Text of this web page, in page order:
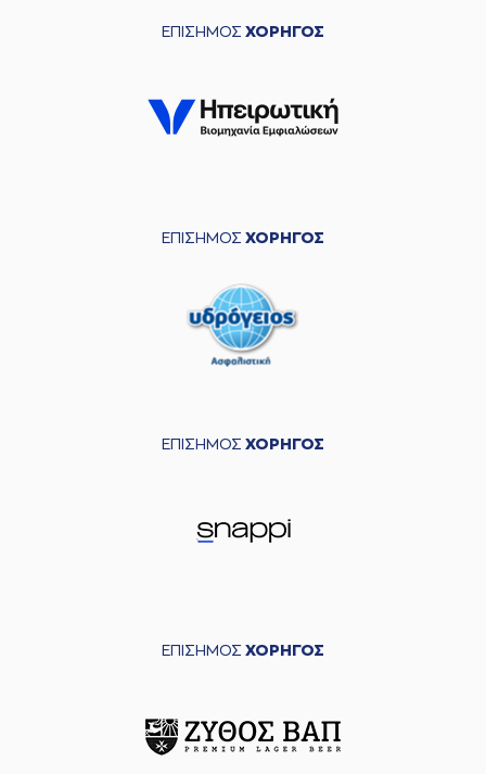
ΕΠΙΣΗΜΟΣ ΧΟΡΗΓΟΣ
ΕΠΙΣΗΜΟΣ ΧΟΡΗΓΟΣ
ΕΠΙΣΗΜΟΣ ΧΟΡΗΓΟΣ
ΕΠΙΣΗΜΟΣ ΧΟΡΗΓΟΣ